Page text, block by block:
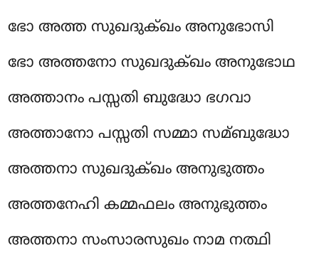
ഭോ അത്ത സുഖദുക്ഖം അനുഭോസി
ഭോ അത്തനോ സുഖദുക്ഖം അനുഭോഥ
അത്താനം പസ്സതി ബുദ്ധോ ഭഗവാ
അത്താനോപസ്സതി സമ്മാ സമ്ബുദ്ധോ
അത്തനാ സുഖദുക്ഖം അനുഭുത്തം
അത്തനേഹി കമ്മഫലം അനുഭുത്തം
അത്തനാ സംസാരസുഖം നാമ നത്ഥി